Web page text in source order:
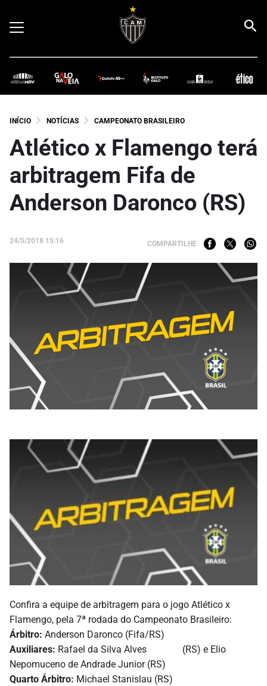
INÍCIO NOTÍCIAS CAMPEONATO BRASILEIRO
Atlético x Flamengo terá
arbitragem Fifa de
Anderson Daronco (RS)
24/5/2018 15:16 COMPARTILHE
Confira a equipe de arbitragem para o jogo Atlético x
Flamengo, pela 7ª rodada do Campeonato Brasileiro:
Árbitro: Anderson Daronco (Fifa/RS)
Auxiliares: Rafael da Silva Alves (RS) e Elio
Nepomuceno de Andrade Junior (RS)
Quarto Árbitro: Michael Stanislau (RS)